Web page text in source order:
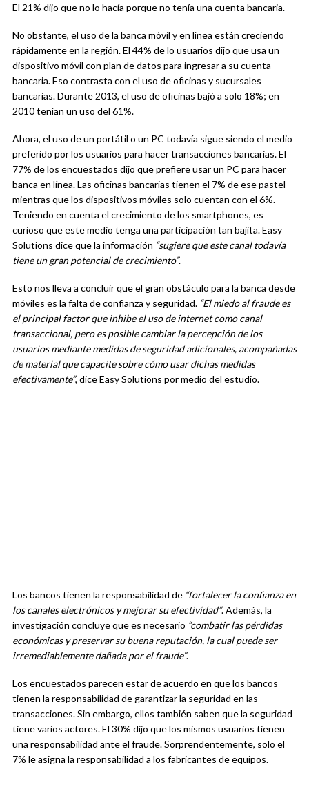
El 21% dijo que no lo hacía porque no tenía una cuenta bancaria.
No obstante, el uso de la banca móvil y en línea están creciendo
rápidamente en la región. El 44% de lo usuarios dijo que usa un
dispositivo móvil con plan de datos para ingresar a su cuenta
bancaria. Eso contrasta con el uso de oficinas y sucursales
bancarias. Durante 2013, el uso de oficinas bajó a solo 18%; en
2010 tenían un uso del 61%.
Ahora, el uso de un portátil o un PC todavía sigue siendo el medio
preferido por los usuarios para hacer transacciones bancarias. El
77% de los encuestados dijo que prefiere usar un PC para hacer
banca en línea. Las oficinas bancarias tienen el 7% de ese pastel
mientras que los dispositivos móviles solo cuentan con el 6%.
Teniendo en cuenta el crecimiento de los smartphones, es
curioso que este medio tenga una participación tan bajita. Easy
Solutions dice que la información “sugiere que este canal todavía
tiene un gran potencial de crecimiento”.
Esto nos lleva a concluir que el gran obstáculo para la banca desde
móviles es la falta de confianza y seguridad. “El miedo al fraude es
el principal factor que inhibe el uso de internet como canal
transaccional, pero es posible cambiar la percepción de los
usuarios mediante medidas de seguridad adicionales, acompañadas
de material que capacite sobre cómo usar dichas medidas
efectivamente”, dice Easy Solutions por medio del estudio.
Los bancos tienen la responsabilidad de “fortalecer la confianza en
los canales electrónicos y mejorar su efectividad”. Además, la
investigación concluye que es necesario “combatir las pérdidas
económicas y preservar su buena reputación, la cual puede ser
irremediablemente dañada por el fraude”.
Los encuestados parecen estar de acuerdo en que los bancos
tienen la responsabilidad de garantizar la seguridad en las
transacciones. Sin embargo, ellos también saben que la seguridad
tiene varios actores. El 30% dijo que los mismos usuarios tienen
una responsabilidad ante el fraude. Sorprendentemente, solo el
7% le asigna la responsabilidad a los fabricantes de equipos.